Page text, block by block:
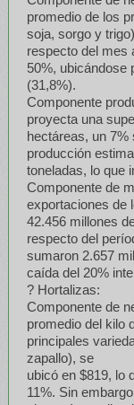
promedio de los
soja, sorgo y
respecto del mes
50%, ubicándose
(31,8%).
Componente
proyecta una
hectáreas, un 7%
producción
toneladas, lo que
Componente de
exportaciones de
42.456 millones
respecto del
sumaron 2.657
caída del 20%
? Hortalizas:
Componente de
promedio del kilo
principales
zapallo), se
ubicó en $819, lo
11%. Sin